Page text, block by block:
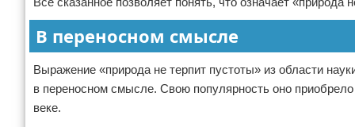
В переносном смысле
Выражение «природа не терпит пустоты» из области
в переносном смысле. Свою популярность оно
веке.